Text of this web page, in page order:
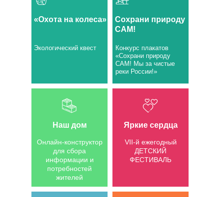
«Охота на колеса»
Экологический квест
Сохрани природу
САМ!
Конкурс плакатов
«Сохрани природу
САМ! Мы за чистые
реки России!»
Наш дом Яркие сердца
Онлайн-конструктор
для сбора
информации и
потребностей
жителей
VII-й ежегодный
ДЕТСКИЙ
ФЕСТИВАЛЬ